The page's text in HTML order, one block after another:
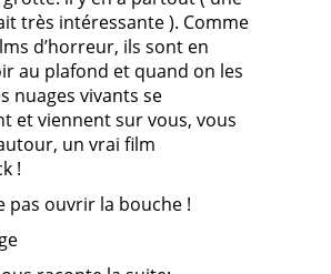
très intéressante ). Comme
d’horreur, ils sont en
au plafond et quand on les
nuages vivants se
et viennent sur vous, vous
un vrai film
!
pas ouvrir la bouche !